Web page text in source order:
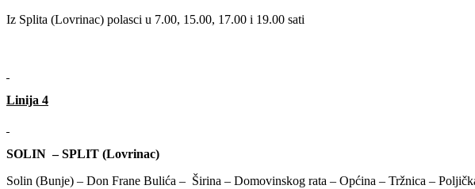
Iz Splita (Lovrinac) polasci u 7.00, 15.00, 17.00 i 19.00 sati
Linija 4
SOLIN – SPLIT (Lovrinac)
Solin (Bunje) – Don Frane Bulića – Širina – Domovinskog rata – Općina – Tržnica –